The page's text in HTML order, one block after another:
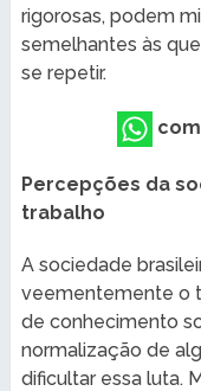
rigorosas, podem
semelhantes às
se repetir.
Percepções da
trabalho
A sociedade
veementemente o
de conhecimento
normalização de
dificultar essa luta.